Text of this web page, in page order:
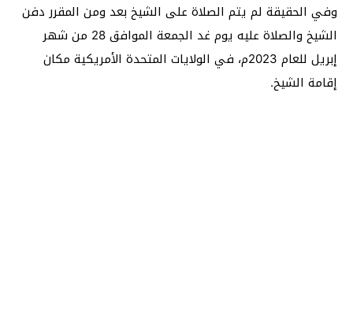
وفي الحقيقة لم يتم الصلاة على الشيخ بعد ومن المقرر دفن
الشيخ والصلاة عليه يوم غد الجمعة الموافق 28 من شهر
إبريل للعام 2023م، في الولايات المتحدة الأمريكية مكان
إقامة الشيخ.